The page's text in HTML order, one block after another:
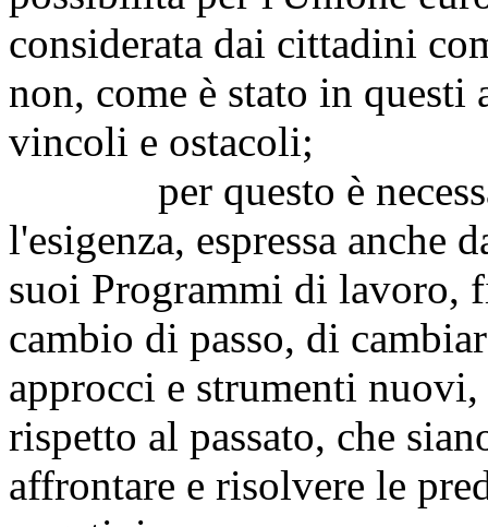
considerata dai cittadini
non, come è stato in
vincoli e ostacoli;
per questo è
l'esigenza, espressa anche
suoi Programmi di lavoro,
cambio di passo, di
approcci e strumenti
rispetto al passato, che
affrontare e risolvere le